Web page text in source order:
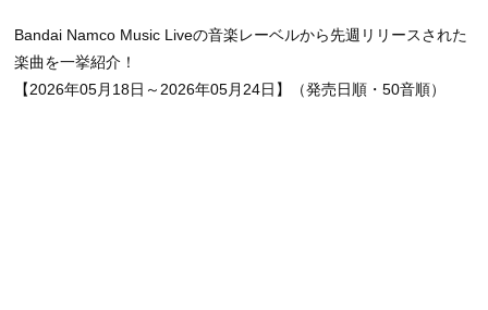
Bandai Namco Music Liveの音楽レーベルから先週リリースされた
楽曲を一挙紹介！
【2026年05月18日～2026年05月24日】（発売日順・50音順）